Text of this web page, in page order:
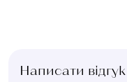
Написати відгук